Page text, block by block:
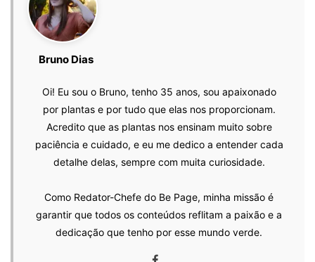
Bruno Dias
Oi! Eu sou o Bruno, tenho 35 anos, sou apaixonado
por plantas e por tudo que elas nos proporcionam.
Acredito que as plantas nos ensinam muito sobre
paciência e cuidado, e eu me dedico a entender cada
detalhe delas, sempre com muita curiosidade.
Como Redator-Chefe do Be Page, minha missão é
garantir que todos os conteúdos reflitam a paixão e a
dedicação que tenho por esse mundo verde.